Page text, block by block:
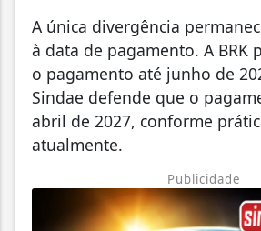
A única divergência
à data de pagamento. A BRK
o pagamento até junho de
Sindae defende que o
abril de 2027, conforme
atualmente.
Publicidade